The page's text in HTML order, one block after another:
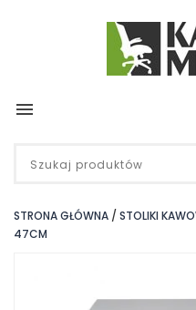

STRONA GŁÓWNA STOLIKI
47CM